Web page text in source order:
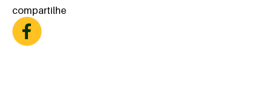
compartilhe